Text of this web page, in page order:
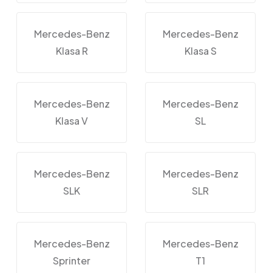
Mercedes-Benz
Klasa R
Mercedes-Benz
Klasa S
Mercedes-Benz
Klasa V
Mercedes-Benz
SL
Mercedes-Benz
SLK
Mercedes-Benz
SLR
Mercedes-Benz
Sprinter
Mercedes-Benz
T1